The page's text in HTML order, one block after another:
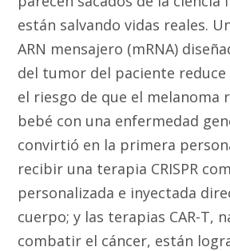
están salvando vidas reales.
ARN mensajero (mRNA)
del tumor del paciente reduce
el riesgo de que el melanoma
bebé con una enfermedad
convirtió en la primera
recibir una terapia CRISPR
personalizada e inyectada
cuerpo; y las terapias CAR-T,
combatir el cáncer, están